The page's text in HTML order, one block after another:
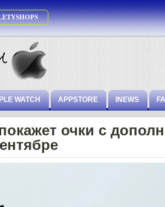
WATCH APPSTORE INEWS
очки с